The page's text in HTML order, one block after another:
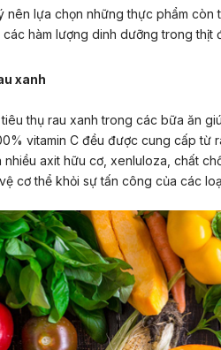
nên lựa chọn những thực phẩm còn
các hàm lượng dinh dưỡng trong thịt
xanh
thụ rau xanh trong các bữa ăn
vitamin C đều được cung cấp từ
nhiều axit hữu cơ, xenluloza, chất
cơ thể khỏi sự tấn công của các